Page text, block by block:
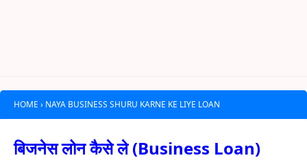
HOME › NAYA BUSINESS SHURU KARNE KE LIYE LOAN
बिजनेस लोन कैसे ले (Business Loan)